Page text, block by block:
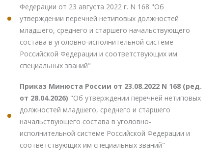
Федерации от 23 августа 2022 г. N 168 "Об
утверждении перечней нетиповых должностей
младшего, среднего и старшего начальствующего
состава в уголовно-исполнительной системе
Российской Федерации и соответствующих им
специальных званий"
Приказ Минюста России от 23.08.2022 N 168 (ред.
от 28.04.2026) "Об утверждении перечней нетиповых
должностей младшего, среднего и старшего
начальствующего состава в уголовно-
исполнительной системе Российской Федерации и
соответствующих им специальных званий"